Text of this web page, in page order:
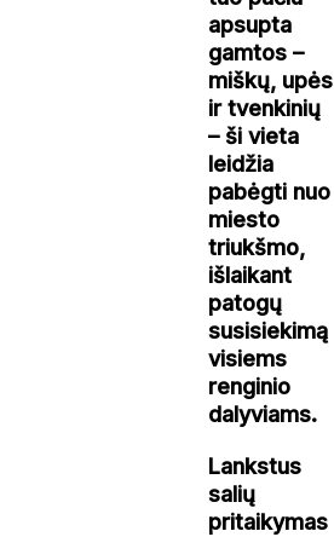
apsupta
gamtos –
miškų, upės
ir tvenkinių
– ši vieta
leidžia
pabėgti nuo
miesto
triukšmo,
išlaikant
patogų
susisiekimą
visiems
renginio
dalyviams.
Lankstus
salių
pritaikymas